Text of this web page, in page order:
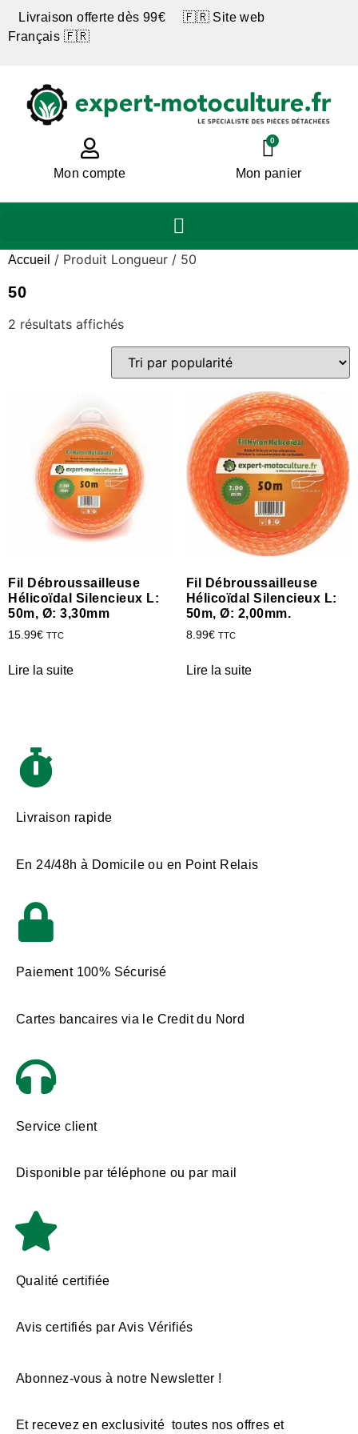
Livraison offerte dès 99€ 🇫🇷 Site web
Français 🇫🇷
Mon compte
0
Mon panier
Accueil / Produit Longueur / 50
50
2 résultats affichés
Fil Débroussailleuse
Hélicoïdal Silencieux L:
50m, Ø: 3,30mm
15.99€ TTC
Lire la suite
Fil Débroussailleuse
Hélicoïdal Silencieux L:
50m, Ø: 2,00mm.
8.99€ TTC
Lire la suite
Livraison rapide
En 24/48h à Domicile ou en Point Relais
Paiement 100% Sécurisé
Cartes bancaires via le Credit du Nord
Service client
Disponible par téléphone ou par mail
Qualité certifiée
Avis certifiés par Avis Vérifiés
Abonnez-vous à notre Newsletter !
Et recevez en exclusivité toutes nos offres et